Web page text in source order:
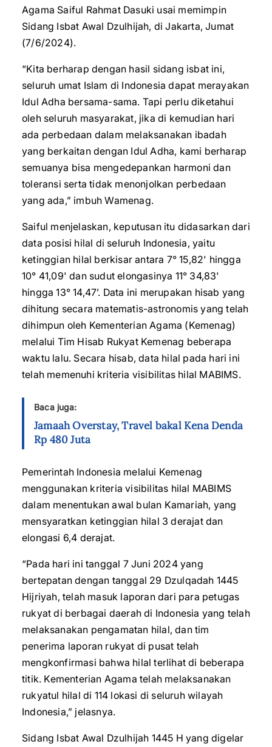
Agama Saiful Rahmat Dasuki usai memimpin
Sidang Isbat Awal Dzulhijah, di Jakarta, Jumat
(7/6/2024).
“Kita berharap dengan hasil sidang isbat ini,
seluruh umat Islam di Indonesia dapat merayakan
Idul Adha bersama-sama. Tapi perlu diketahui
oleh seluruh masyarakat, jika di kemudian hari
ada perbedaan dalam melaksanakan ibadah
yang berkaitan dengan Idul Adha, kami berharap
semuanya bisa mengedepankan harmoni dan
toleransi serta tidak menonjolkan perbedaan
yang ada,” imbuh Wamenag.
Saiful menjelaskan, keputusan itu didasarkan dari
data posisi hilal di seluruh Indonesia, yaitu
ketinggian hilal berkisar antara 7° 15,82' hingga
10° 41,09' dan sudut elongasinya 11° 34,83'
hingga 13° 14,47’. Data ini merupakan hisab yang
dihitung secara matematis-astronomis yang telah
dihimpun oleh Kementerian Agama (Kemenag)
melalui Tim Hisab Rukyat Kemenag beberapa
waktu lalu. Secara hisab, data hilal pada hari ini
telah memenuhi kriteria visibilitas hilal MABIMS.
Baca juga:
Jamaah Overstay, Travel bakal Kena Denda
Rp 480 Juta
Pemerintah Indonesia melalui Kemenag
menggunakan kriteria visibilitas hilal MABIMS
dalam menentukan awal bulan Kamariah, yang
mensyaratkan ketinggian hilal 3 derajat dan
elongasi 6,4 derajat.
“Pada hari ini tanggal 7 Juni 2024 yang
bertepatan dengan tanggal 29 Dzulqadah 1445
Hijriyah, telah masuk laporan dari para petugas
rukyat di berbagai daerah di Indonesia yang telah
melaksanakan pengamatan hilal, dan tim
penerima laporan rukyat di pusat telah
mengkonfirmasi bahwa hilal terlihat di beberapa
titik. Kementerian Agama telah melaksanakan
rukyatul hilal di 114 lokasi di seluruh wilayah
Indonesia,” jelasnya.
Sidang Isbat Awal Dzulhijah 1445 H yang digelar